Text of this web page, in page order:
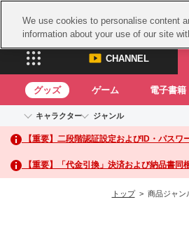
CHANNEL
CHANNEL
ASOBI CHANNEL TOP
グッズ ゲーム 電子書籍
キャラクター
アイドルマスターシリ
アイドルマスター
アイドルマスター シンデレ
アイドルマスター ミリオン
ジャンル
イベントグ
トイ・ホビ
【重要】二段階認証設定およびID・パスワ
【重要】「代金引換」決済および納品書同
トップ> 商品ジャン
We use cookies to personalise content
information about your use of our site